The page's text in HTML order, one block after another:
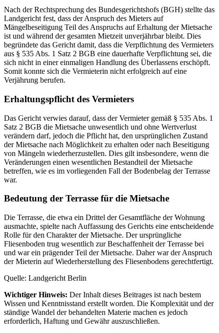
Nach der Rechtsprechung des Bundesgerichtshofs (BGH) stellte das
Landgericht fest, dass der Anspruch des Mieters auf
Mängelbeseitigung Teil des Anspruchs auf Erhaltung der Mietsache
ist und während der gesamten Mietzeit unverjährbar bleibt. Dies
begründete das Gericht damit, dass die Verpflichtung des Vermieters
aus § 535 Abs. 1 Satz 2 BGB eine dauerhafte Verpflichtung sei, die
sich nicht in einer einmaligen Handlung des Überlassens erschöpft.
Somit konnte sich die Vermieterin nicht erfolgreich auf eine
Verjährung berufen.
Erhaltungspflicht des Vermieters
Das Gericht verwies darauf, dass der Vermieter gemäß § 535 Abs. 1
Satz 2 BGB die Mietsache unwesentlich und ohne Wertverlust
verändern darf, jedoch die Pflicht hat, den ursprünglichen Zustand
der Mietsache nach Möglichkeit zu erhalten oder nach Beseitigung
von Mängeln wiederherzustellen. Dies gilt insbesondere, wenn die
Veränderungen einen wesentlichen Bestandteil der Mietsache
betreffen, wie es im vorliegenden Fall der Bodenbelag der Terrasse
war.
Bedeutung der Terrasse für die Mietsache
Die Terrasse, die etwa ein Drittel der Gesamtfläche der Wohnung
ausmachte, spielte nach Auffassung des Gerichts eine entscheidende
Rolle für den Charakter der Mietsache. Der ursprüngliche
Fliesenboden trug wesentlich zur Beschaffenheit der Terrasse bei
und war ein prägender Teil der Mietsache. Daher war der Anspruch
der Mieterin auf Wiederherstellung des Fliesenbodens gerechtfertigt.
Quelle: Landgericht Berlin
Wichtiger Hinweis: Der Inhalt dieses Beitrages ist nach bestem
Wissen und Kenntnisstand erstellt worden. Die Komplexität und der
ständige Wandel der behandelten Materie machen es jedoch
erforderlich, Haftung und Gewähr auszuschließen.